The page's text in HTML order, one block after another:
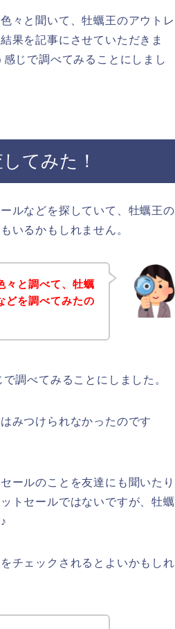
々と聞いて、牡蠣王のアウトレ
果を記事にさせていただきま
じで調べてみることにしまし
てみた！
ルなどを探していて、牡蠣王の
いるかもしれません。
々と調べて、牡蠣
どを調べてみたの
調べてみることにしました。
みつけられなかったのです
ールのことを友達にも聞いたり
トセールではないですが、牡蠣
チェックされるとよいかもしれ